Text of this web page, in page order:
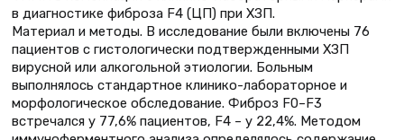
в диагностике фиброза F4 (ЦП) при ХЗП.
Материал и методы. В исследование были включены 76
пациентов с гистологически подтвержденными ХЗП
вирусной или алкогольной этиологии. Больным
выполнялось стандартное клинико-лабораторное и
морфологическое обследование. Фиброз F0–F3
встречался у 77,6% пациентов, F4 – у 22,4%. Методом